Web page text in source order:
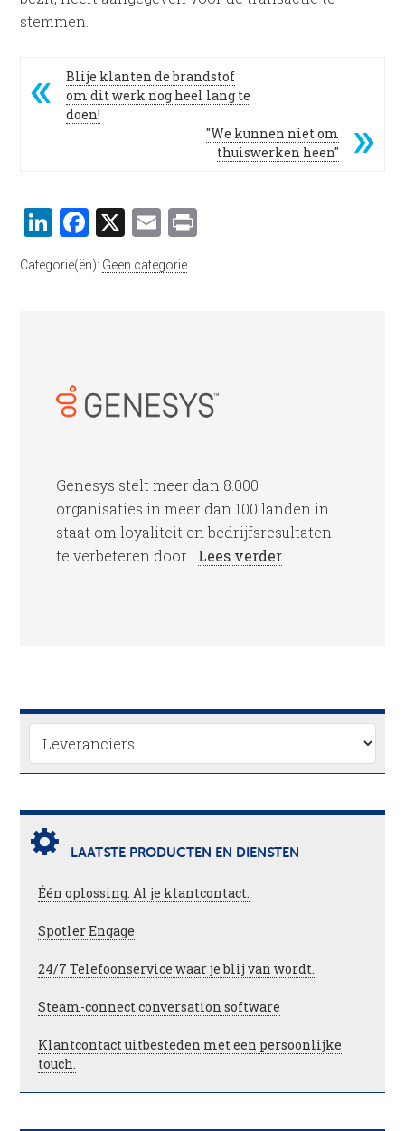
stemmen.
Blije klanten de brandstof
om dit werk nog heel lang te
doen!
"We kunnen niet om
thuiswerken heen"
LinkedIn
Facebook
X Email
Categorie(ën): Geen categorie
Genesys stelt meer dan 8.000
organisaties in meer dan 100 landen in
staat om loyaliteit en bedrijfsresultaten
te verbeteren door... Lees verder
LAATSTE PRODUCTEN EN DIENSTEN
Één oplossing. Al je klantcontact.
Spotler Engage
24/7 Telefoonservice waar je blij van wordt.
Steam-connect conversation software
Klantcontact uitbesteden met een persoonlijke
touch.